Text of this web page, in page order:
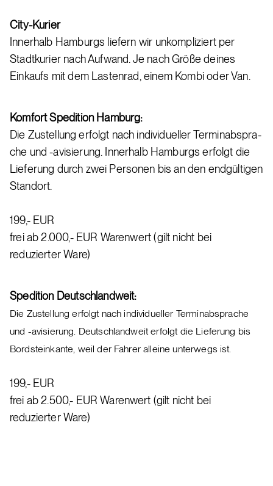
City-Kurier
Innerhalb Hamburgs liefern wir unkompliziert per
Stadtkurier nach Aufwand. Je nach Größe deines
Einkaufs mit dem Lastenrad, einem Kombi oder Van.
Komfort Spedition Ham­burg:
Die Zu­stel­lung er­folgt nach in­di­vi­du­el­ler Ter­mi­n­ab­spra­
che und -avi­sie­rung. Innerhalb Hamburgs erfolgt die
Lieferung durch zwei Personen bis an den endgültigen
Standort.
199,- EUR
frei ab 2.000,- EUR Warenwert (gilt nicht bei
reduzierter Ware)
Spedition Deutsch­land­weit:
Die Zu­stel­lung er­folgt nach in­di­vi­du­el­ler Ter­mi­n­ab­spra­che
und -avi­sie­rung. Deutschlandweit erfolgt die Lieferung bis
Bordsteinkante, weil der Fahrer alleine unterwegs ist.
199,- EUR
frei ab 2.500,- EUR Wa­ren­wert (gilt nicht bei
reduzierter Ware)